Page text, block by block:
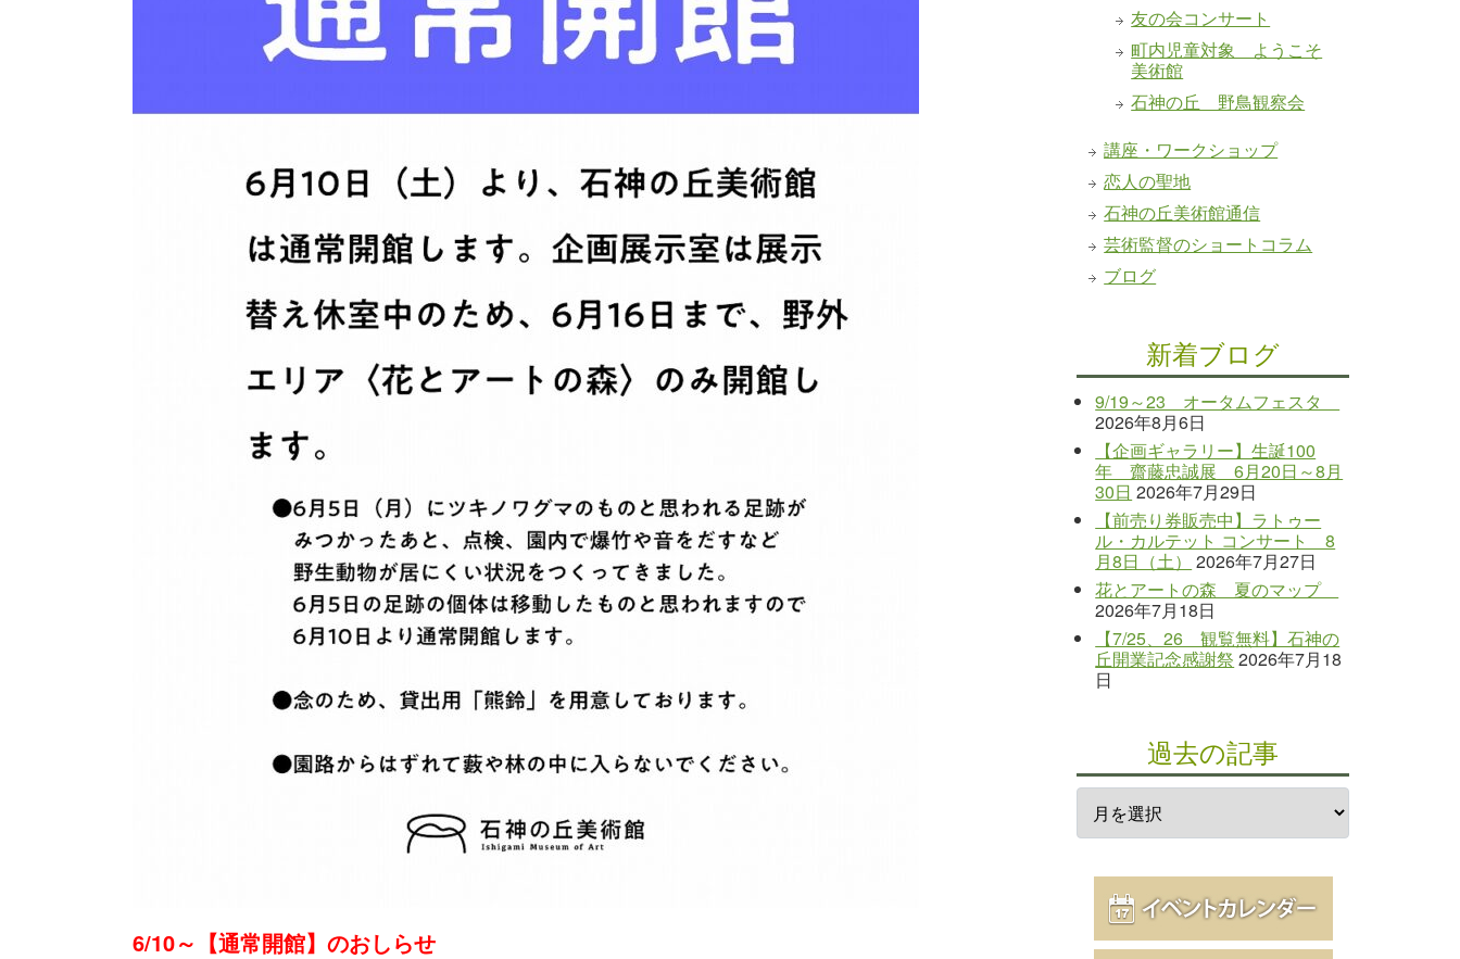
6/10～【通常開館】のおしらせ
友の会コンサート
町内児童対象 ようこそ
美術館
石神の丘 野鳥観察会
講座・ワークショップ
恋人の聖地
石神の丘美術館通信
芸術監督のショートコラム
ブログ
新着ブログ
9/19～23 オータムフェスタ
2026年8月6日
【企画ギャラリー】生誕100
年 齋藤忠誠展 6月20日～8月
30日 2026年7月29日
【前売り券販売中】ラトゥー
ル・カルテット コンサート 8
月8日（土）
2026年7月27日
花とアートの森 夏のマップ
2026年7月18日
【7/25、26 観覧無料】石神の
丘開業記念感謝祭 2026年7月18
日
過去の記事